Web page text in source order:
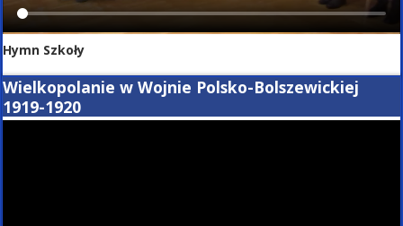
Hymn Szkoły
Wielkopolanie w Wojnie Polsko-Bolszewickiej
1919-1920